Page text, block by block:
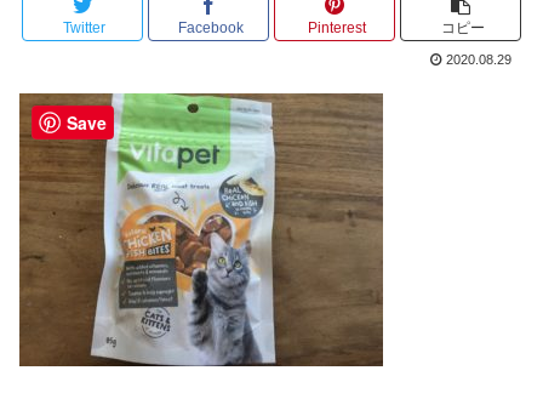
Twitter Facebook Pinterest コピー
2020.08.29
Save